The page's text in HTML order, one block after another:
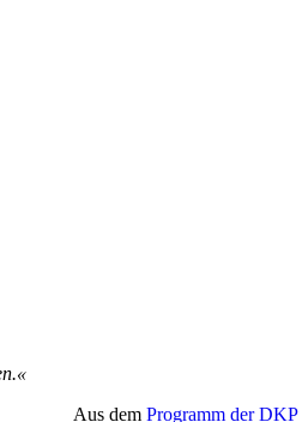
Aus dem Programm der DKP